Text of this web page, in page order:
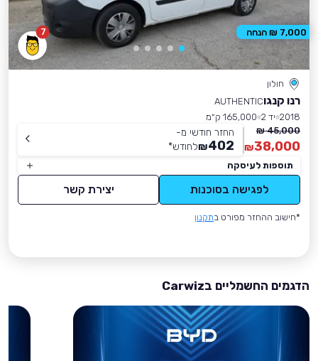
7
חולון
רנו קנגוAUTHENTIC
2018 יד 2
165,000 ק״מ
45,000 ₪
38,000
₪
החזר חודשי מ-
402
₪לחודש*
תוספות לעיסקה
לפגישה בסוכנות יצירת קשר
*חישוב ההחזר מפורט בתקנון
7,000 ₪ הנחה
הדגמים החשמליים בCarwiz